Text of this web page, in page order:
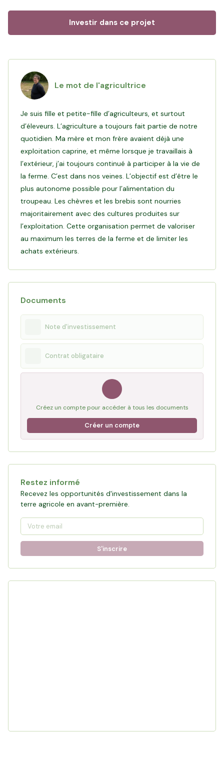
nourrir le troupeau.
mère, de son frère et de sa belle-sœur, elle s’appuie sur une
organisation collective qui permet de faire vivre une
exploitation à taille humaine, tournée vers le soin apporté aux
animaux. Le lait est collecté tous les trois jours par la
caprine française, notamment pour la fabrication de fromages
de chèvre comme la bûche.
Objectif de ce financement :
Grâce à votre investissement,
Véronique pourra sécuriser les terres de son exploitation afin
de préserver l’autonomie alimentaire de son troupeau,
pérenniser son activité d’élevage caprin et continuer à faire
Lire le témoignage de Véronique
Investir dans ce projet
Le mot de l'agricultrice
Je suis fille et petite-fille d’agriculteurs, et surtout
d’éleveurs. L’agriculture a toujours fait partie de notre
quotidien. Ma mère et mon frère avaient déjà une
exploitation caprine, et même lorsque je travaillais à
l’extérieur, j’ai toujours continué à participer à la vie de
la ferme. C’est dans nos veines. L’objectif est d’être le
plus autonome possible pour l’alimentation du
troupeau. Les chèvres et les brebis sont nourries
majoritairement avec des cultures produites sur
l’exploitation. Cette organisation permet de valoriser
au maximum les terres de la ferme et de limiter les
achats extérieurs.
Documents
Note d'investissement
Contrat obligataire
Créez un compte pour accéder à tous les documents
Créer un compte
Restez informé
Recevez les opportunités d'investissement dans la
terre agricole en avant-première.
S'inscrire